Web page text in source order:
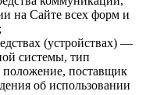
на Сайте всех форм и
(устройствах) —
системы, тип
положение, поставщик
об использовании